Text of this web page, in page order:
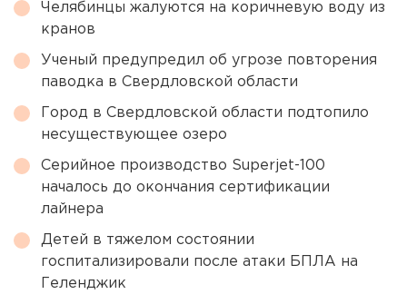
Челябинцы жалуются на коричневую воду из
кранов
Ученый предупредил об угрозе повторения
паводка в Свердловской области
Город в Свердловской области подтопило
несуществующее озеро
Серийное производство Superjet-100
началось до окончания сертификации
лайнера
Детей в тяжелом состоянии
госпитализировали после атаки БПЛА на
Геленджик